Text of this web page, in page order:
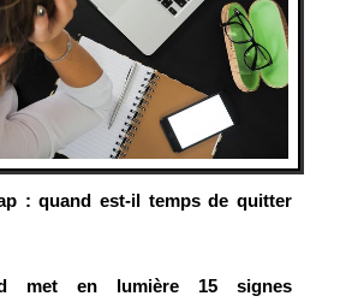
: quand est-il temps de quitter
met en lumière 15 signes